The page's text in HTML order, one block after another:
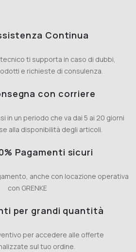
Continua
ti supporta in caso di dubbi,
e richieste di consulenza.
con corriere
in un periodo che va dai 5 ai 20 giorni
alla disponibilità degli articoli.
Pagamenti sicuri
anche con locazione operativa
con GRENKE
per grandi quantità
per accedere alle offerte
sul tuo ordine.